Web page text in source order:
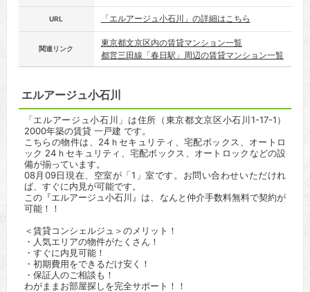
URL 「エルアージュ小石川」の詳細はこちら
関連リンク
東京都文京区内の賃貸マンション一覧
都営三田線「春日駅」周辺の賃貸マンション一覧
エルアージュ小石川
「エルアージュ小石川」は住所（東京都文京区小石川1-17-1）
2000年築の賃貸 一戸建 です。
こちらの物件は、24ｈセキュリティ、宅配ボックス、オートロ
ック 24ｈセキュリティ、宅配ボックス、オートロックなどの設
備が揃っています。
08月09日現在、空室が「1」室です。お問い合わせいただけれ
ば、すぐに内見が可能です。
この『エルアージュ小石川』は、なんと仲介手数料無料で契約が
可能！！
＜賃貸コンシェルジュ＞のメリット！
・人気エリアの物件がたくさん！
・すぐに内見可能！
・初期費用をできるだけ安く！
・保証人のご相談も！
わがままお部屋探しを完全サポート！！